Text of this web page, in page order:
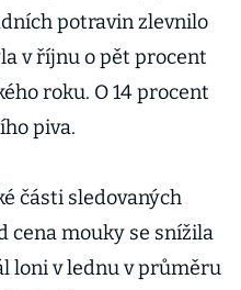
potravin zlevnilo
v říjnu o pět procent
roku. O 14 procent
piva.
části sledovaných
cena mouky se snížila
loni v lednu v průměru